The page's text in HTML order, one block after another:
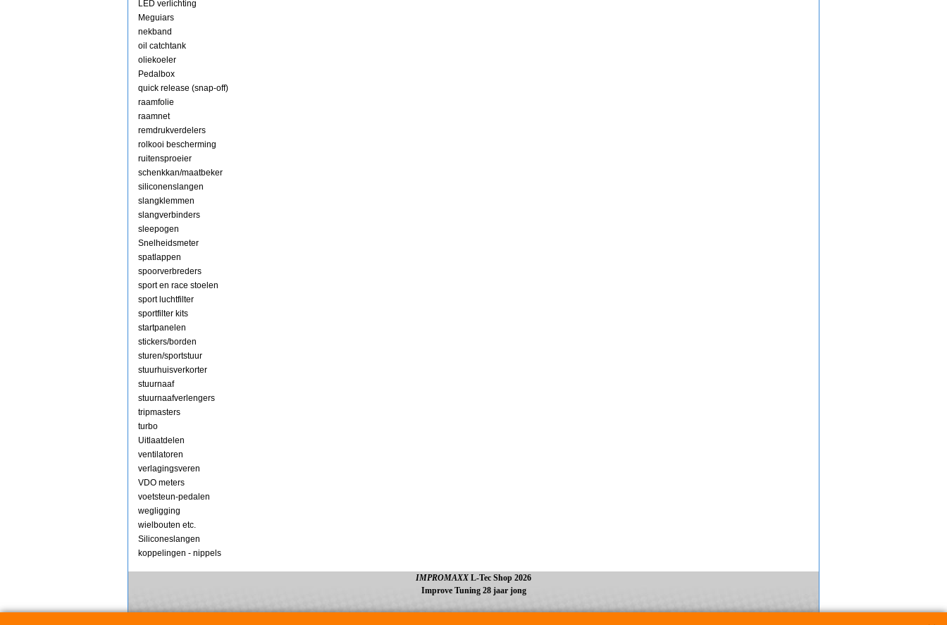
LED verlichting
Meguiars
nekband
oil catchtank
oliekoeler
Pedalbox
quick release (snap-off)
raamfolie
raamnet
remdrukverdelers
rolkooi bescherming
ruitensproeier
schenkkan/maatbeker
siliconenslangen
slangklemmen
slangverbinders
sleepogen
Snelheidsmeter
spatlappen
spoorverbreders
sport en race stoelen
sport luchtfilter
sportfilter kits
startpanelen
stickers/borden
sturen/sportstuur
stuurhuisverkorter
stuurnaaf
stuurnaafverlengers
tripmasters
turbo
Uitlaatdelen
ventilatoren
verlagingsveren
VDO meters
voetsteun-pedalen
wegligging
wielbouten etc.
Siliconeslangen
koppelingen - nippels
IMPROMAXX L-Tec Shop 2026
Improve Tuning 28 jaar jong